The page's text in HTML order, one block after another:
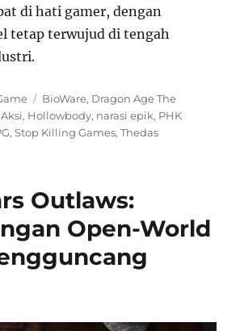
di hati gamer, dengan
tetap terwujud di tengah
Tags
BioWare, Dragon Age The
, Hollowbody, narasi epik, PHK
,Stop Killing Games,Thedas
Outlaws:
Open-World